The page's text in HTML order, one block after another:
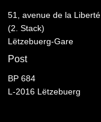
51, avenue de la Liberté
(2. Stack)
Lëtzebuerg-Gare
Post
BP 684
L-2016 Lëtzebuerg